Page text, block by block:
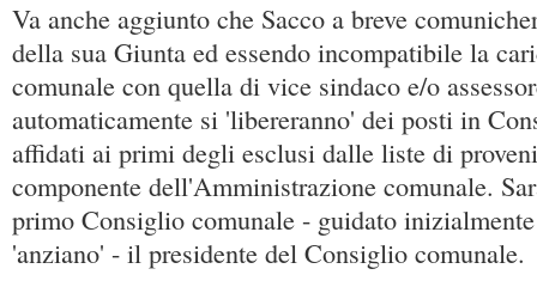
Va anche aggiunto che Sacco a breve
della sua Giunta ed essendo incompatibile la
comunale con quella di vice sindaco e/o
automaticamente si 'libereranno' dei posti in
affidati ai primi degli esclusi dalle liste di
componente dell'Amministrazione comunale.
primo Consiglio comunale - guidato
'anziano' - il presidente del Consiglio comunale.